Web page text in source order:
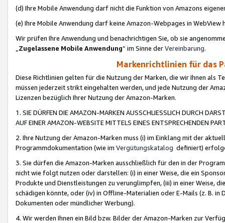
(d) Ihre Mobile Anwendung darf nicht die Funktion von Amazons
(e) Ihre Mobile Anwendung darf keine Amazon-Webpages in WebView
Wir prüfen Ihre Anwendung und benachrichtigen Sie, ob sie
„Zugelassene Mobile Anwendung“ im Sinne derVereinbarung.
Markenrichtlinien für das
Diese Richtlinien gelten für die Nutzung der Marken, die wir Ihnen als
müssen jederzeit strikt eingehalten werden, und jede Nutzung der
Lizenzen bezüglich Ihrer Nutzung der Amazon-Marken.
1. SIE DÜRFEN DIE AMAZON-MARKEN AUSSCHLIESSLICH DURCH
AUF EINER AMAZON-WEBSITE MITTELS EINES ENTSPRECHENDEN
2. Ihre Nutzung der Amazon-Marken muss (i) im Einklang mit der
Programmdokumentation (wie im Vergütungskatalog definiert)
3. Sie dürfen die Amazon-Marken ausschließlich für den in der
nicht wie folgt nutzen oder darstellen: (i) in einer Weise, die ein
Produkte und Dienstleistungen zu verunglimpfen, (iii) in einer Weise,
schädigen könnte, oder (iv) in Offline-Materialien oder E-Mails (z. B. in
Dokumenten oder mündlicher Werbung).
4. Wir werden Ihnen ein Bild bzw. Bilder der Amazon-Marken zur